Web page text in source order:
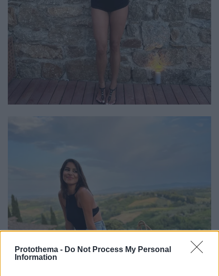
Protothema - Do Not Process My Personal
Information